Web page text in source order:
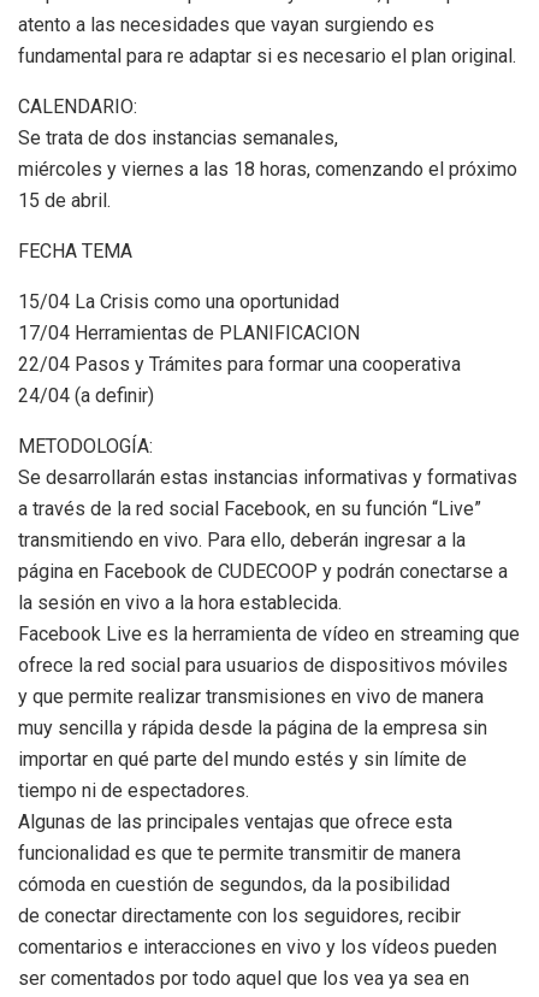
atento a las necesidades que vayan surgiendo es
fundamental para re adaptar si es necesario el plan original.
CALENDARIO:
Se trata de dos instancias semanales,
miércoles y viernes a las 18 horas, comenzando el próximo
15 de abril.
FECHA TEMA
15/04 La Crisis como una oportunidad
17/04 Herramientas de PLANIFICACION
22/04 Pasos y Trámites para formar una cooperativa
24/04 (a definir)
METODOLOGÍA:
Se desarrollarán estas instancias informativas y formativas
a través de la red social Facebook, en su función “Live”
transmitiendo en vivo. Para ello, deberán ingresar a la
página en Facebook de CUDECOOP y podrán conectarse a
la sesión en vivo a la hora establecida.
Facebook Live es la herramienta de vídeo en streaming que
ofrece la red social para usuarios de dispositivos móviles
y que permite realizar transmisiones en vivo de manera
muy sencilla y rápida desde la página de la empresa sin
importar en qué parte del mundo estés y sin límite de
tiempo ni de espectadores.
Algunas de las principales ventajas que ofrece esta
funcionalidad es que te permite transmitir de manera
cómoda en cuestión de segundos, da la posibilidad
de conectar directamente con los seguidores, recibir
comentarios e interacciones en vivo y los vídeos pueden
ser comentados por todo aquel que los vea ya sea en